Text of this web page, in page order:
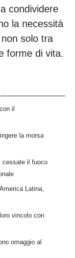
condividere
la necessità
solo tra
forme di vita.
il
la morsa
cessate il fuoco
Latina,
vincolo con
omaggio al